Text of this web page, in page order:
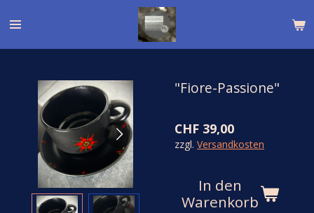
Hauptinhalt
springen
"Fiore-Passione"
CHF 39,00
zzgl. Versandkosten
In den
Warenkorb